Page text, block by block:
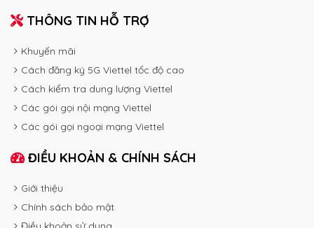
THÔNG TIN HỖ TRỢ
Khuyến mãi
Cách đăng ký 5G Viettel tốc độ cao
Cách kiểm tra dung lượng Viettel
Các gói gọi nội mạng Viettel
Các gói gọi ngoại mạng Viettel
ĐIỀU KHOẢN & CHÍNH SÁCH
Giới thiệu
Chính sách bảo mật